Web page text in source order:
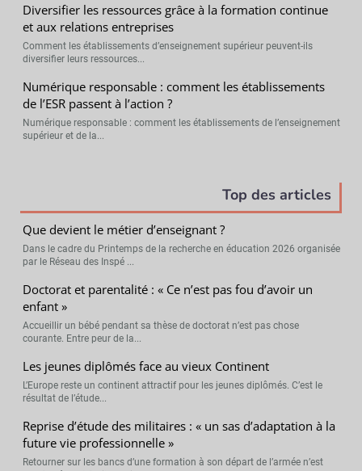
Diversifier les ressources grâce à la formation continue
et aux relations entreprises
Comment les établissements d’enseignement supérieur peuvent-ils
diversifier leurs ressources...
Numérique responsable : comment les établissements
de l’ESR passent à l’action ?
Numérique responsable : comment les établissements de l’enseignement
supérieur et de la...
Top des articles
Que devient le métier d’enseignant ?
Dans le cadre du Printemps de la recherche en éducation 2026 organisée
par le Réseau des Inspé ...
Doctorat et parentalité : « Ce n’est pas fou d’avoir un
enfant »
Accueillir un bébé pendant sa thèse de doctorat n’est pas chose
courante. Entre peur de la...
Les jeunes diplômés face au vieux Continent
L’Europe reste un continent attractif pour les jeunes diplômés. C’est le
résultat de l’étude...
Reprise d’étude des militaires : « un sas d’adaptation à la
future vie professionnelle »
Retourner sur les bancs d’une formation à son départ de l’armée n’est